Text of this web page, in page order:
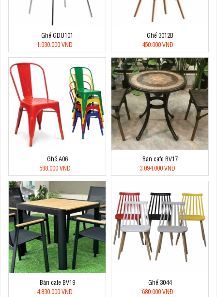
Ghế GDU101
1.030.000 VNĐ
Ghế 3012B
450.000 VNĐ
Ghế A06
588.000 VNĐ
Bàn cafe BV17
3.094.000 VNĐ
Bàn cafe BV19
4.830.000 VNĐ
Ghế 3044
680.000 VNĐ